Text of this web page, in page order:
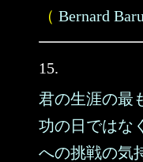
（ Bernard
15.
君の生涯の最
功の日ではな
への挑戦の気